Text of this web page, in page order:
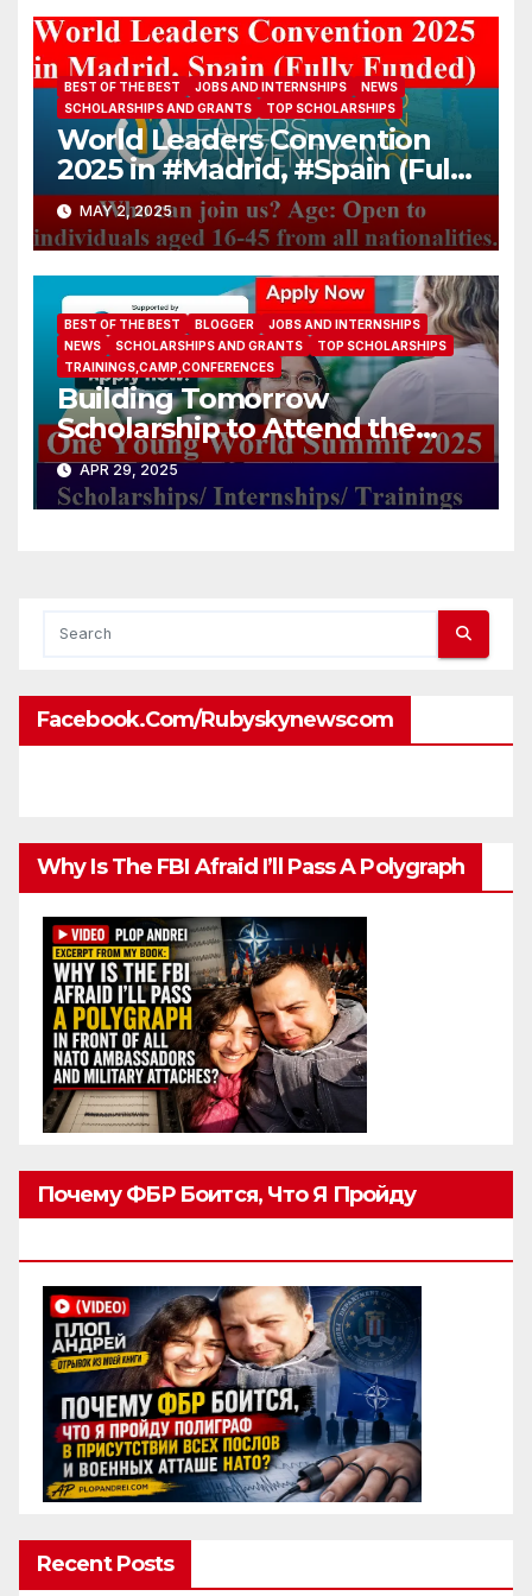
attaches?
BEST OF THE BEST JOBS AND INTERNSHIPS
NEWS
SCHOLARSHIPS AND GRANTS
TOP SCHOLARSHIPS
World Leaders Convention
2025 in #Madrid, #Spain (Fully
Funded)
MAY 2, 2025
BEST OF THE BEST BLOGGER
JOBS AND INTERNSHIPS
NEWS
SCHOLARSHIPS AND GRANTS
TOP SCHOLARSHIPS
TRAININGS,CAMP,CONFERENCES
Building Tomorrow
Scholarship to Attend the
One Young World Summit
2025 (Fully-funded to
#Munich, #Germany)
APR 29, 2025
Facebook.com/rubyskynewscom
Why Is The FBI Afraid I’ll Pass A Polygraph
Почему ФБР Боится, Что Я Пройду
Recent Posts